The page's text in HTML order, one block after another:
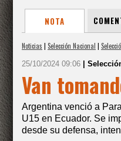
NOTA
Noticias | Selección Nacional |
25/10/2024 09:06 |
Van
Argentina venció a
U15 en Ecuador. Se
desde su defensa,